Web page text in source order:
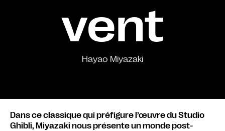
vent
Hayao Miyazaki
Dans ce classique qui préfigure l’œuvre du Studio
Ghibli, Miyazaki nous présente un monde post-